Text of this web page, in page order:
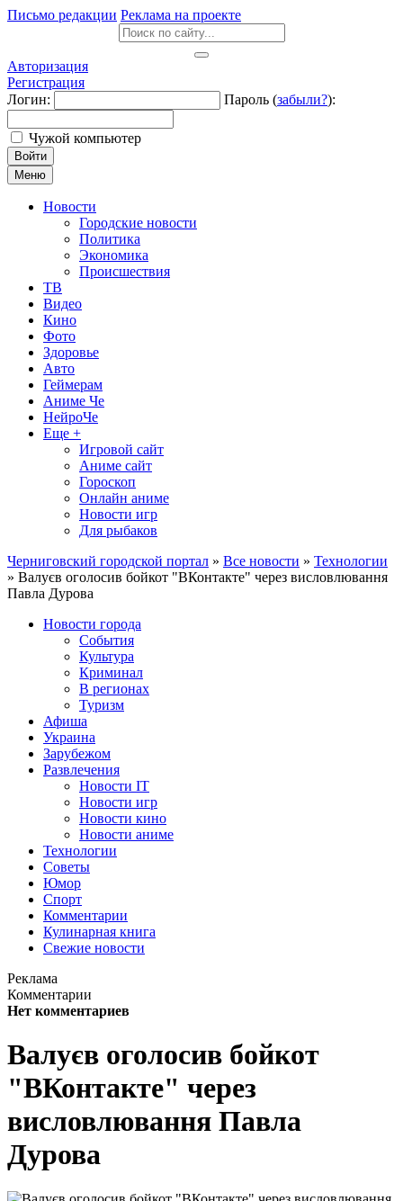
Письмо редакции Реклама на проекте
Авторизация
Регистрация
Логин:
Пароль (забыли?):
Чужой компьютер
Войти
Меню
Новости
Городские новости
Политика
Экономика
Происшествия
ТВ
Видео
Кино
Фото
Здоровье
Авто
Геймерам
Аниме Че
НейроЧе
Еще +
Игровой сайт
Аниме сайт
Гороскоп
Онлайн аниме
Новости игр
Для рыбаков
Черниговский городской портал » Все новости » Технологии
» Валуєв оголосив бойкот "ВКонтакте" через висловлювання
Павла Дурова
Новости города
События
Культура
Криминал
В регионах
Туризм
Афиша
Украина
Зарубежом
Развлечения
Новости IT
Новости игр
Новости кино
Новости аниме
Технологии
Советы
Юмор
Спорт
Комментарии
Кулинарная книга
Свежие новости
Реклама
Комментарии
Нет комментариев
Валуєв оголосив бойкот
"ВКонтакте" через
висловлювання Павла
Дурова